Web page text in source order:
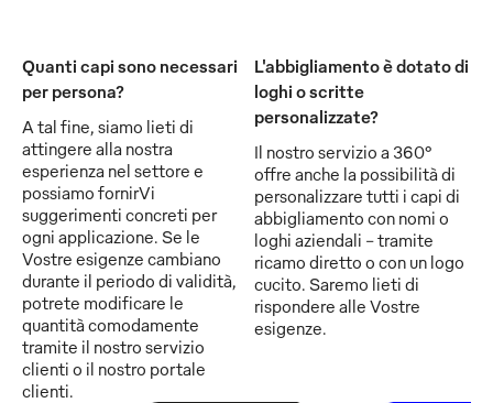
Quanti capi sono necessari
per persona?
A tal fine, siamo lieti di
attingere alla nostra
esperienza nel settore e
possiamo fornirVi
suggerimenti concreti per
ogni applicazione. Se le
Vostre esigenze cambiano
durante il periodo di validità,
potrete modificare le
quantità comodamente
tramite il nostro servizio
clienti o il nostro portale
clienti.
L'abbigliamento è dotato di
loghi o scritte
personalizzate?
Il nostro servizio a 360°
offre anche la possibilità di
personalizzare tutti i capi di
abbigliamento con nomi o
loghi aziendali - tramite
ricamo diretto o con un logo
cucito. Saremo lieti di
rispondere alle Vostre
esigenze.